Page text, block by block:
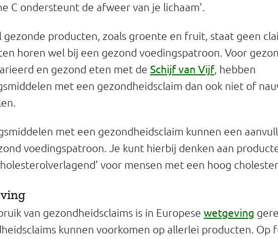
C ondersteunt de afweer van je lichaam’.
gezonde producten, zoals groente en fruit, staat geen
horen wel bij een gezond voedingspatroon. Voor
en gezond eten met de Schijf van Vijf, hebben
met een gezondheidsclaim dan ook niet of
met een gezondheidsclaim kunnen een
voedingspatroon. Je kunt hierbij denken aan
voor mensen met een hoog
van gezondheidsclaims is in Europese wetgeving
kunnen voorkomen op allerlei producten. Op